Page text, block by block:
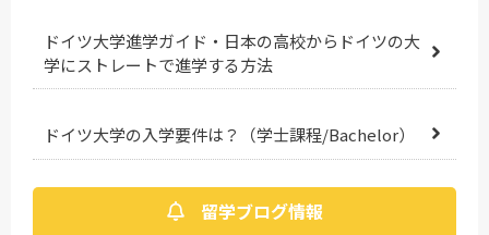
ドイツ大学進学ガイド・日本の高校からドイツの大
学にストレートで進学する方法
ドイツ大学の入学要件は？（学士課程/Bachelor）
留学ブログ情報